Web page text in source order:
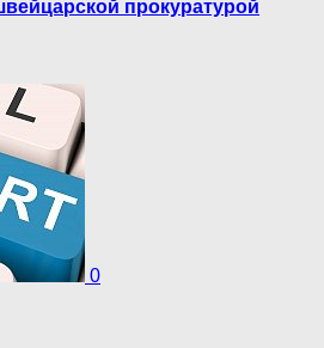
прокуратурой
0